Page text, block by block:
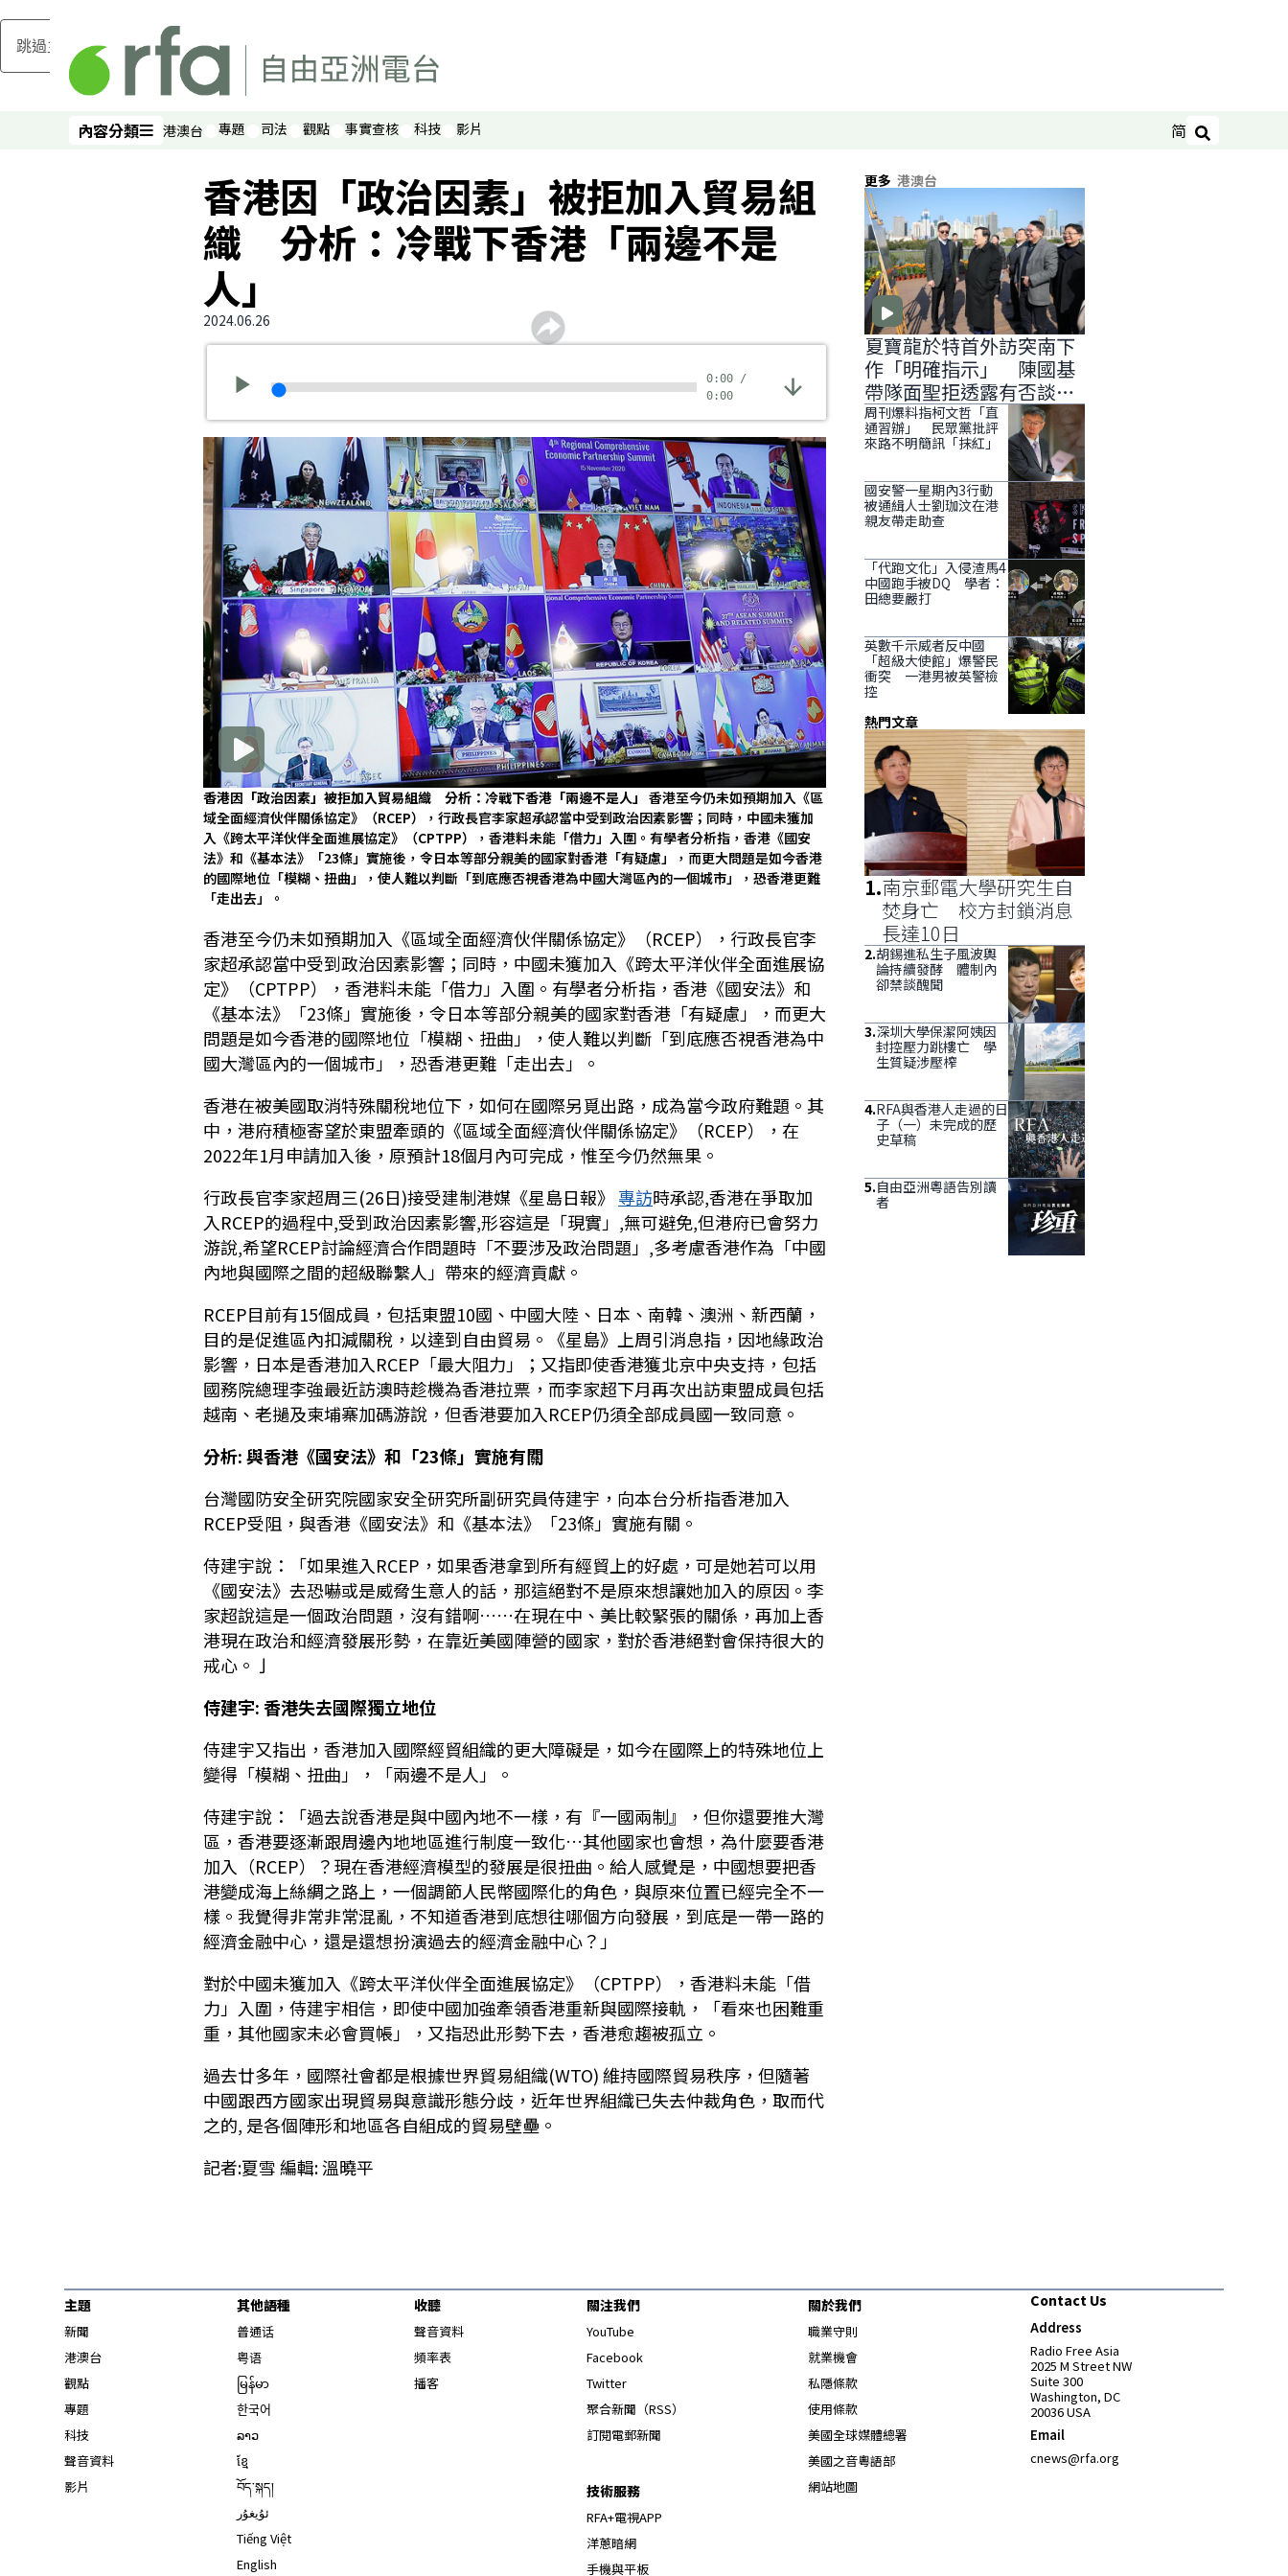
跳過主要內容
內容分類
內容分類 港澳台 專題 司法 觀點 事實查核 科技 影片 简 搜尋
香港因「政治因素」被拒加入貿易組
織 分析：冷戰下香港「兩邊不是
人」
2024.06.26
0:00 /
0:00
香港因「政治因素」被拒加入貿易組織 分析：冷戰下香港「兩邊不是人」 香港至今仍未如預期加入《區
域全面經濟伙伴關係協定》（RCEP），行政長官李家超承認當中受到政治因素影響；同時，中國未獲加
入《跨太平洋伙伴全面進展協定》（CPTPP），香港料未能「借力」入圍。有學者分析指，香港《國安
法》和《基本法》「23條」實施後，令日本等部分親美的國家對香港「有疑慮」，而更大問題是如今香港
的國際地位「模糊、扭曲」，使人難以判斷「到底應否視香港為中國大灣區內的一個城市」，恐香港更難
「走出去」。
香港至今仍未如預期加入《區域全面經濟伙伴關係協定》（RCEP），行政長官李
家超承認當中受到政治因素影響；同時，中國未獲加入《跨太平洋伙伴全面進展協
定》（CPTPP），香港料未能「借力」入圍。有學者分析指，香港《國安法》和
《基本法》「23條」實施後，令日本等部分親美的國家對香港「有疑慮」，而更大
問題是如今香港的國際地位「模糊、扭曲」，使人難以判斷「到底應否視香港為中
國大灣區內的一個城市」，恐香港更難「走出去」。
香港在被美國取消特殊關稅地位下，如何在國際另覓出路，成為當今政府難題。其
中，港府積極寄望於東盟牽頭的《區域全面經濟伙伴關係協定》（RCEP），在
2022年1月申請加入後，原預計18個月內可完成，惟至今仍然無果。
行政長官李家超周三(26日)接受建制港媒《星島日報》 專訪時承認,香港在爭取加
入RCEP的過程中,受到政治因素影響,形容這是「現實」,無可避免,但港府已會努力
游說,希望RCEP討論經濟合作問題時「不要涉及政治問題」,多考慮香港作為「中國
內地與國際之間的超級聯繫人」帶來的經濟貢獻。
RCEP目前有15個成員，包括東盟10國、中國大陸、日本、南韓、澳洲、新西蘭，
目的是促進區內扣減關稅，以達到自由貿易。《星島》上周引消息指，因地緣政治
影響，日本是香港加入RCEP「最大阻力」；又指即使香港獲北京中央支持，包括
國務院總理李強最近訪澳時趁機為香港拉票，而李家超下月再次出訪東盟成員包括
越南、老撾及柬埔寨加碼游說，但香港要加入RCEP仍須全部成員國一致同意。
分析: 與香港《國安法》和「23條」實施有關
台灣國防安全研究院國家安全研究所副研究員侍建宇，向本台分析指香港加入
RCEP受阻，與香港《國安法》和《基本法》「23條」實施有關。
侍建宇說：「如果進入RCEP，如果香港拿到所有經貿上的好處，可是她若可以用
《國安法》去恐嚇或是威脅生意人的話，那這絕對不是原來想讓她加入的原因。李
家超說這是一個政治問題，沒有錯啊……在現在中、美比較緊張的關係，再加上香
港現在政治和經濟發展形勢，在靠近美國陣營的國家，對於香港絕對會保持很大的
戒心。亅
侍建宇: 香港失去國際獨立地位
侍建宇又指出，香港加入國際經貿組織的更大障礙是，如今在國際上的特殊地位上
變得「模糊、扭曲」，「兩邊不是人」。
侍建宇說：「過去說香港是與中國內地不一樣，有『一國兩制』，但你還要推大灣
區，香港要逐漸跟周邊內地地區進行制度一致化…其他國家也會想，為什麼要香港
加入（RCEP）？現在香港經濟模型的發展是很扭曲。給人感覺是，中國想要把香
港變成海上絲綢之路上，一個調節人民幣國際化的角色，與原來位置已經完全不一
樣。我覺得非常非常混亂，不知道香港到底想往哪個方向發展，到底是一帶一路的
經濟金融中心，還是還想扮演過去的經濟金融中心？」
對於中國未獲加入《跨太平洋伙伴全面進展協定》（CPTPP），香港料未能「借
力」入圍，侍建宇相信，即使中國加強牽領香港重新與國際接軌，「看來也困難重
重，其他國家未必會買帳」，又指恐此形勢下去，香港愈趨被孤立。
過去廿多年，國際社會都是根據世界貿易組織(WTO) 維持國際貿易秩序，但隨著
中國跟西方國家出現貿易與意識形態分歧，近年世界組織已失去仲裁角色，取而代
之的, 是各個陣形和地區各自組成的貿易壁壘。
記者:夏雪 編輯: 溫曉平
更多 港澳台
夏寶龍於特首外訪突南下
作「明確指示」 陳國基
帶隊面聖拒透露有否談
「滅赤」
周刊爆料指柯文哲「直
通習辦」 民眾黨批評
來路不明簡訊「抹紅」
國安警一星期內3行動
被通緝人士劉珈汶在港
親友帶走助查
「代跑文化」入侵渣馬4
中國跑手被DQ 學者：
田總要嚴打
英數千示威者反中國
「超級大使館」爆警民
衝突 一港男被英警檢
控
熱門文章
1.南京郵電大學研究生自
焚身亡 校方封鎖消息
長達10日
2.胡錫進私生子風波輿
論持續發酵 體制內
卻禁談醜聞
3.深圳大學保潔阿姨因
封控壓力跳樓亡 學
生質疑涉壓榨
4.RFA與香港人走過的日
子（一）未完成的歷
史草稿
5.自由亞洲粵語告別讀
者
主題
新聞
港澳台
觀點
專題
科技
聲音資料
影片
其他語種
普通话
粤语
မြန်မာ
한국어
ລາວ
ខ្មែ
བོད་སྐད།
ئۇيغۇر
Tiếng Việt
English
收聽
聲音資料
頻率表
播客
關注我們
YouTube
Facebook
Twitter
聚合新聞（RSS）
訂閱電郵新聞
技術服務
RFA+電視APP
洋蔥暗網
手機與平板
關於我們
職業守則
就業機會
私隱條款
使用條款
美國全球媒體總署 Opens in new window
美國之音粵語部Opens in new window
網站地圖Opens in new window
Contact Us
Address
Radio Free Asia
2025 M Street NW
Suite 300
Washington, DC
20036 USA
Email
cnews@rfa.org